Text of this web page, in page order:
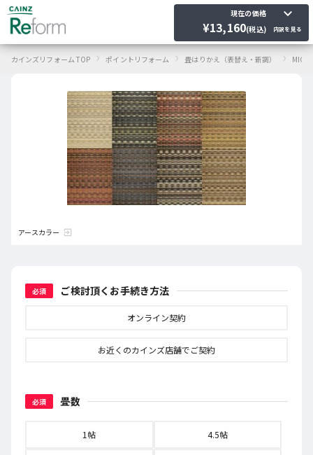
カインズリフォーム TOP › ポイントリフォーム › 畳はりかえ（表替え・新調） ›
アースカラー exit_to_app
必須 ご検討頂くお手続き方法
オンライン契約
お近くのカインズ店舗でご契約
必須 畳数
1帖 4.5帖
現在の価格
¥13,160(税込)
keyboard_arrow_down
内訳を見る